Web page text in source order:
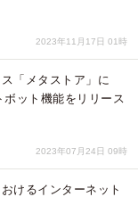
2023年11月17日 01時
「メタストア」に
ット機能をリリース
2023年07月24日 09時
けるインターネット